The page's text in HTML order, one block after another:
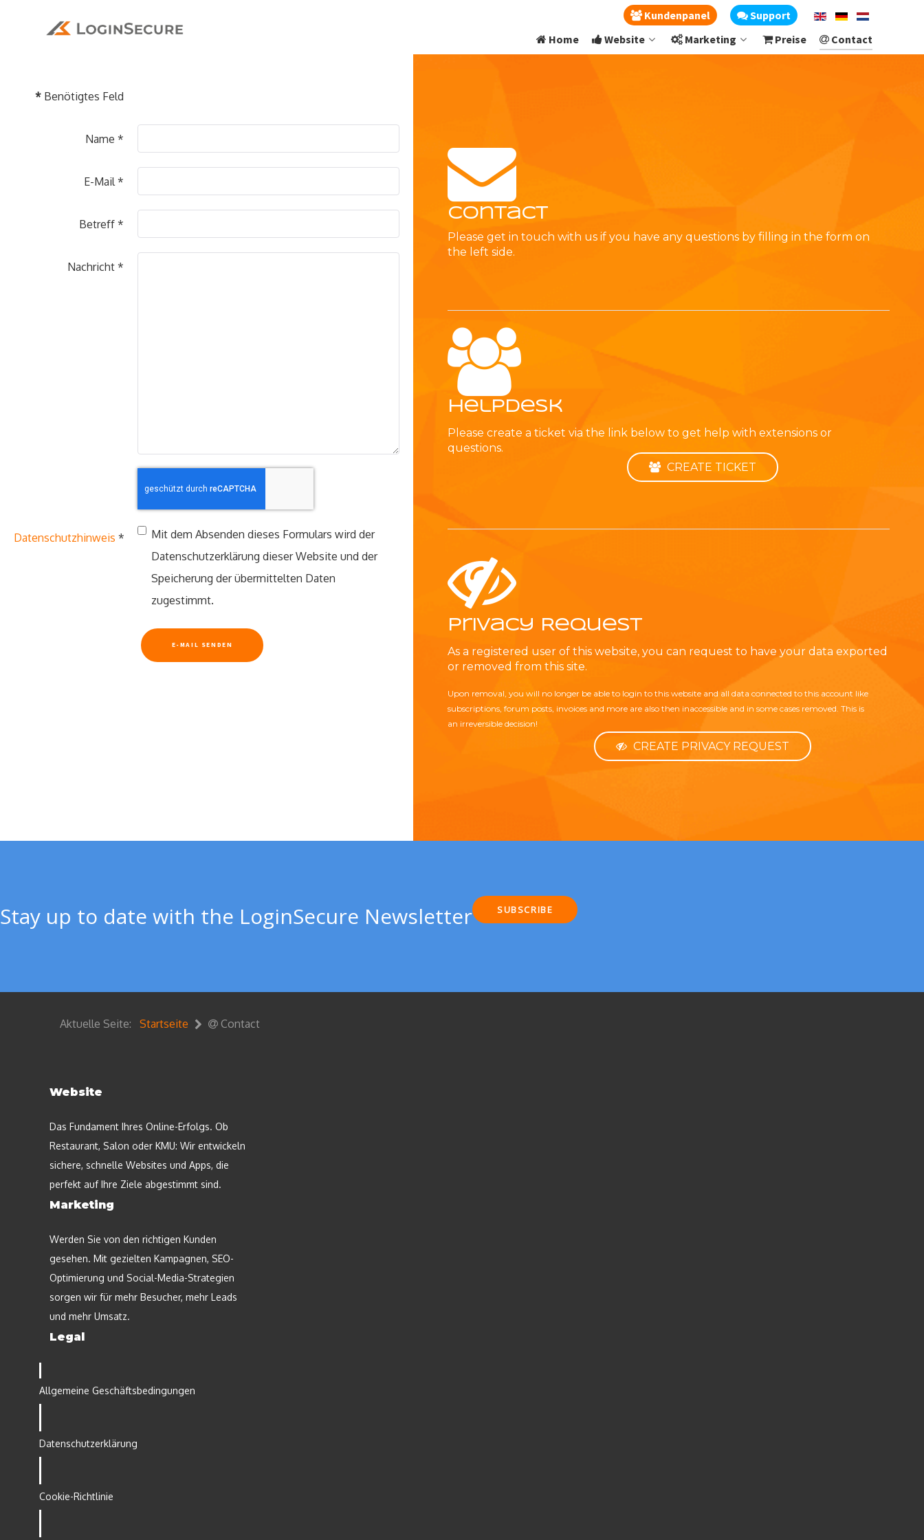
Kundenpanel
Support
Home
Website Marketing Preise Contact
* Benötigtes Feld
Name *
E-Mail*
Betreff *
Nachricht *
Datenschutzhinweis *
Mit dem Absenden dieses Formulars wird der
Datenschutzerklärung dieser Website und der
Speicherung der übermittelten Daten
zugestimmt.
E-MAIL SENDEN
Contact
Please get in touch with us if you have any questions by filling in the form on
the left side.
Helpdesk
Please create a ticket via the link below to get help with extensions or
questions.
CREATE TICKET
Privacy Request
As a registered user of this website, you can request to have your data exported
or removed from this site.
Upon removal, you will no longer be able to login to this website and all data connected to this account like
subscriptions, forum posts, invoices and more are also then inaccessible and in some cases removed. This is
an irreversible decision!
CREATE PRIVACY REQUEST
Stay up to date with the LoginSecure Newsletter SUBSCRIBE
Aktuelle Seite: Startseite Contact
Website
Das Fundament Ihres Online-Erfolgs. Ob
Restaurant, Salon oder KMU: Wir entwickeln
sichere, schnelle Websites und Apps, die
perfekt auf Ihre Ziele abgestimmt sind.
Marketing
Werden Sie von den richtigen Kunden
gesehen. Mit gezielten Kampagnen, SEO-
Optimierung und Social-Media-Strategien
sorgen wir für mehr Besucher, mehr Leads
und mehr Umsatz.
Legal
Allgemeine Geschäftsbedingungen
Datenschutzerklärung
Cookie-Richtlinie